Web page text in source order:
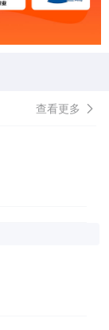
查看更多